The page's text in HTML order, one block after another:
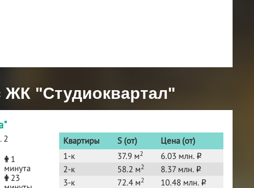
"Студиоквартал"
2
1
минута
23
Квартиры S (от)
Цена (от)
1-к
37.9 м2 6.03 млн. o
2-к 58.2 м2 8.37 млн. o
3-к 72.4 м2 10.48 млн. o